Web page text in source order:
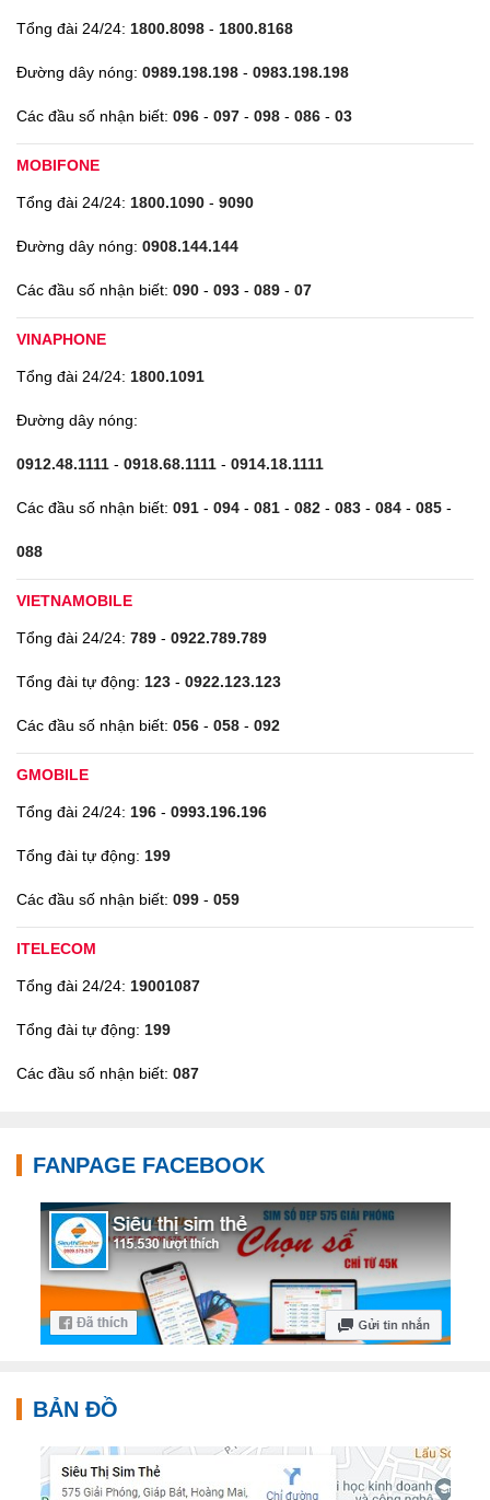
Tổng đài 24/24: 1800.8098 - 1800.8168
Đường dây nóng: 0989.198.198 - 0983.198.198
Các đầu số nhận biết: 096 - 097 - 098 - 086 - 03
MOBIFONE
Tổng đài 24/24: 1800.1090 - 9090
Đường dây nóng: 0908.144.144
Các đầu số nhận biết: 090 - 093 - 089 - 07
VINAPHONE
Tổng đài 24/24: 1800.1091
Đường dây nóng:
0912.48.1111 - 0918.68.1111 - 0914.18.1111
Các đầu số nhận biết: 091 - 094 - 081 - 082 - 083 - 084 - 085 -
088
VIETNAMOBILE
Tổng đài 24/24: 789 - 0922.789.789
Tổng đài tự động: 123 - 0922.123.123
Các đầu số nhận biết: 056 - 058 - 092
GMOBILE
Tổng đài 24/24: 196 - 0993.196.196
Tổng đài tự động: 199
Các đầu số nhận biết: 099 - 059
ITELECOM
Tổng đài 24/24: 19001087
Tổng đài tự động: 199
Các đầu số nhận biết: 087
FANPAGE FACEBOOK
BẢN ĐỒ